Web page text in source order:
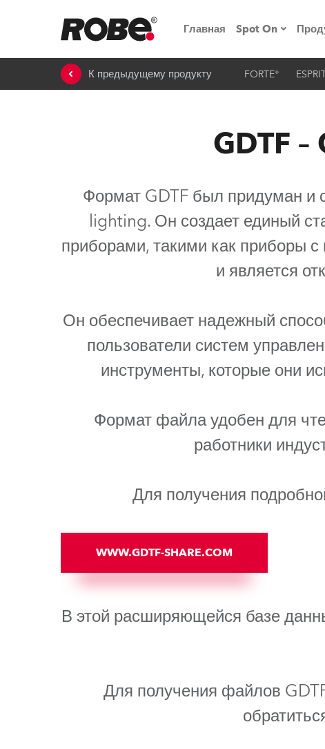
Главная Spot On
Мероприятия
Обучающие
Robe On The
Robe на
«Кладовая
lighting
ProMotion
Robe Maritime
К предыдущему продукту FORTE®
GDTF
Формат GDTF был придуман и
lighting. Он создает единый
приборами, такими как приборы
и является
Он обеспечивает надежный
пользователи систем
инструменты, которые они
Формат файла удобен для
работники
Для получения
WWW.GDTF-SHARE.COM
В этой расширяющейся базе
Для получения файлов